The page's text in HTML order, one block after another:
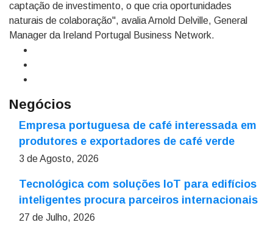
captação de investimento, o que cria oportunidades
naturais de colaboração", avalia Arnold Delville, General
Manager da Ireland Portugal Business Network.
Negócios
Empresa portuguesa de café interessada em
produtores e exportadores de café verde
3 de Agosto, 2026
Tecnológica com soluções IoT para edifícios
inteligentes procura parceiros internacionais
27 de Julho, 2026